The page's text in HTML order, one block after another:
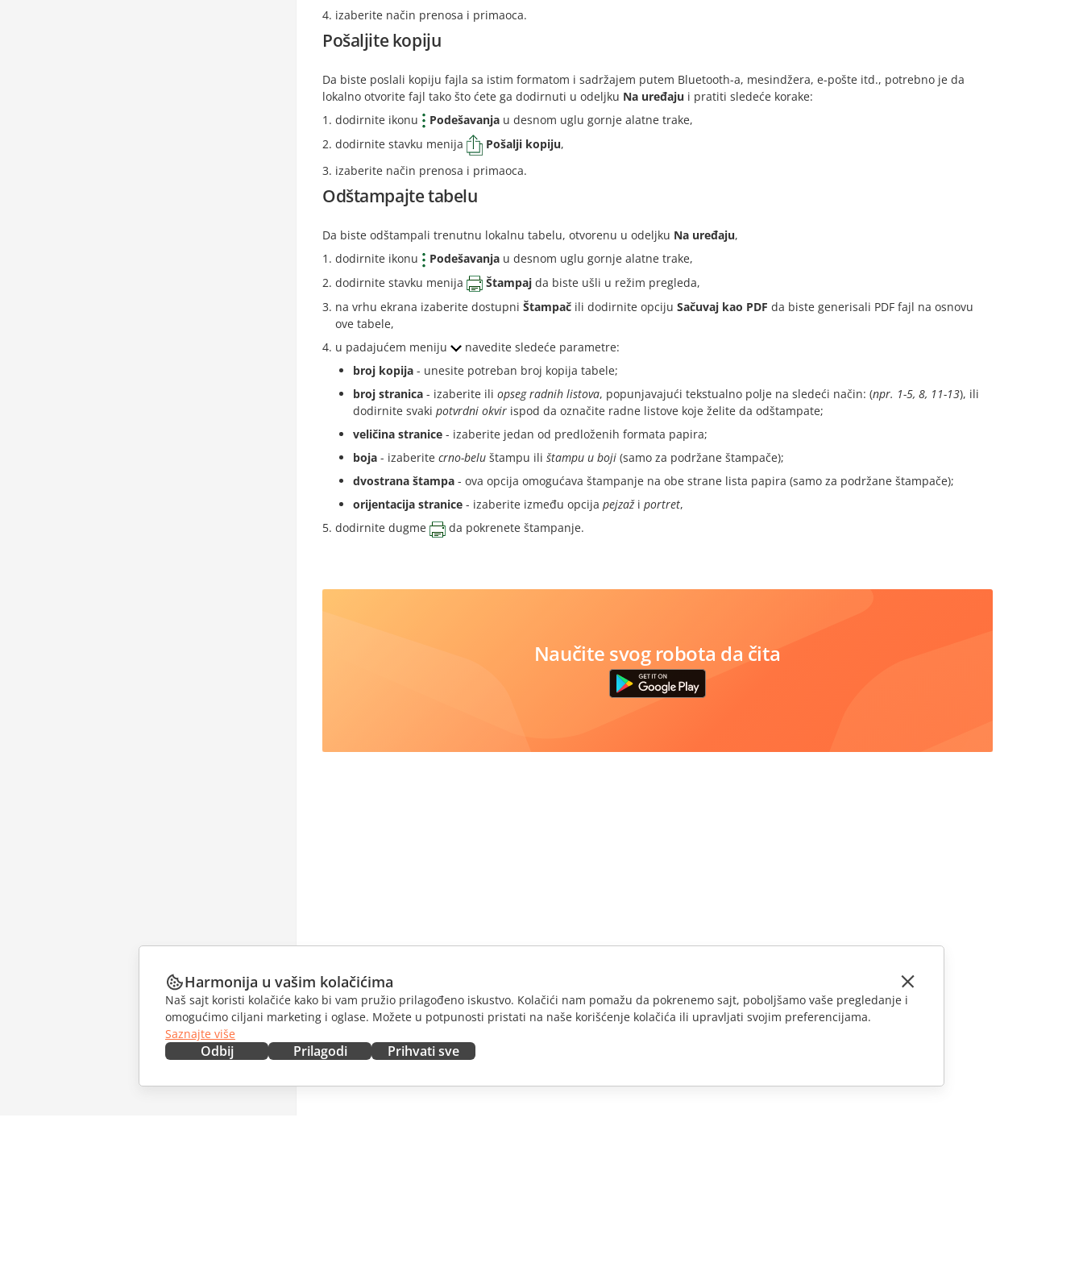
izaberite način prenosa i primaoca.
Pošaljite kopiju
Da biste poslali kopiju fajla sa istim formatom i sadržajem putem Bluetooth-a, mesindžera, e-pošte itd., potrebno je da
lokalno otvorite fajl tako što ćete ga dodirnuti u odeljku Na uređaju i pratiti sledeće korake:
dodirnite ikonu
Podešavanja u desnom uglu gornje alatne trake,
dodirnite stavku menija
Pošalji kopiju,
izaberite način prenosa i primaoca.
Odštampajte tabelu
Da biste odštampali trenutnu lokalnu tabelu, otvorenu u odeljku Na uređaju,
dodirnite ikonu
Podešavanja u desnom uglu gornje alatne trake,
dodirnite stavku menija
Štampaj da biste ušli u režim pregleda,
na vrhu ekrana izaberite dostupni Štampač ili dodirnite opciju Sačuvaj kao PDF da biste generisali PDF fajl na osnovu
ove tabele,
u padajućem meniju
navedite sledeće parametre:
broj kopija - unesite potreban broj kopija tabele;
broj stranica - izaberite ili opseg radnih listova, popunjavajući tekstualno polje na sledeći način: (npr. 1-5, 8, 11-13), ili
dodirnite svaki potvrdni okvir ispod da označite radne listove koje želite da odštampate;
veličina stranice - izaberite jedan od predloženih formata papira;
boja - izaberite crno-belu štampu ili štampu u boji (samo za podržane štampače);
dvostrana štampa - ova opcija omogućava štampanje na obe strane lista papira (samo za podržane štampače);
orijentacija stranice - izaberite između opcija pejzaži portret,
dodirnite dugme
da pokrenete štampanje.
Naučite svog robota da čita
Harmonija u vašim kolačićima
Naš sajt koristi kolačiće kako bi vam pružio prilagođeno iskustvo. Kolačići nam pomažu da pokrenemo sajt, poboljšamo vaše pregledanje i
omogućimo ciljani marketing i oglase. Možete u potpunosti pristati na naše korišćenje kolačića ili upravljati svojim preferencijama.
Saznajte više
Odbij Prilagodi Prihvati sve